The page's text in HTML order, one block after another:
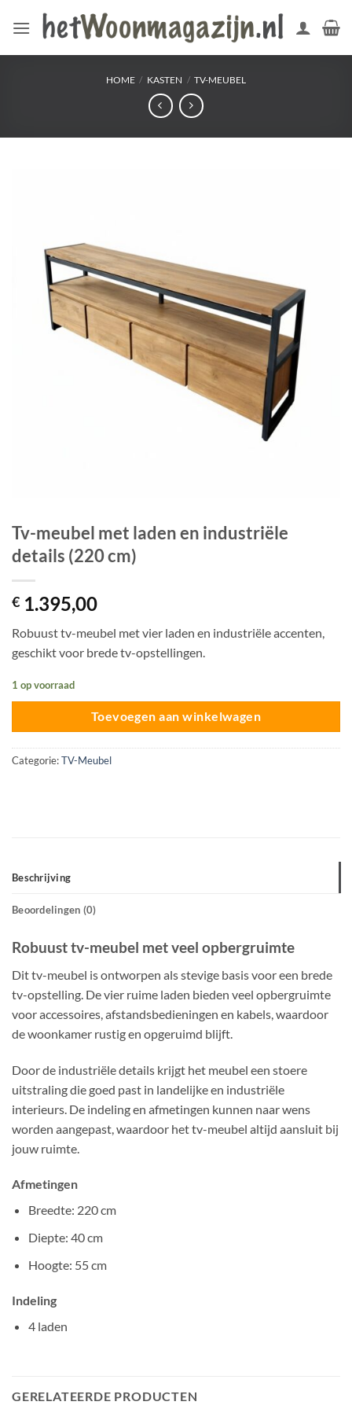
naar
HOME / KASTEN / TV-MEUBEL
Tv-meubel met laden en industriële
details (220 cm)
€ 1.395,00
Robuust tv-meubel met vier laden en industriële accenten,
geschikt voor brede tv-opstellingen.
1 op voorraad
Toevoegen aan winkelwagen
Categorie:TV-Meubel
Beschrijving
Beoordelingen (0)
Robuust tv-meubel met veel opbergruimte
Dit tv-meubel is ontworpen als stevige basis voor een brede
tv-opstelling. De vier ruime laden bieden veel opbergruimte
voor accessoires, afstandsbedieningen en kabels, waardoor
de woonkamer rustig en opgeruimd blijft.
Door de industriële details krijgt het meubel een stoere
uitstraling die goed past in landelijke en industriële
interieurs. De indeling en afmetingen kunnen naar wens
worden aangepast, waardoor het tv-meubel altijd aansluit bij
jouw ruimte.
Afmetingen
Breedte: 220 cm
Diepte: 40 cm
Hoogte: 55 cm
Indeling
4 laden
GERELATEERDE PRODUCTEN